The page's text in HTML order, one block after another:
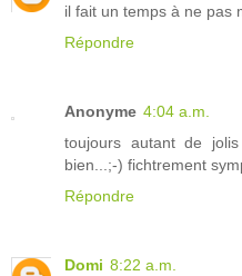
il fait un temps à ne pas
Répondre
Anonyme 4:04 a.m.
toujours autant de
bien...;-) fichtrement
Répondre
Domi 8:22 a.m.